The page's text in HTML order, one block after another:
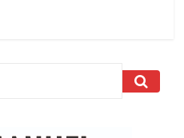
ar
tir